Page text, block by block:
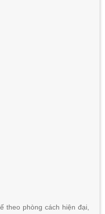
theo phòng cách hiện đại,